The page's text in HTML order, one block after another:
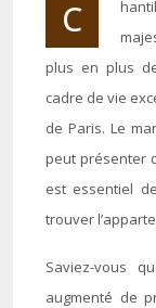
Chantilly, ville princière réputée pour son château
plus en plus
cadre de vie
de Paris. Le
peut présenter
est essentiel
trouver
Saviez-vous
augmenté de